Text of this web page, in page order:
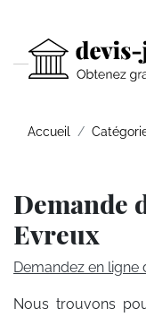
Accueil
Demande
Evreux
Demandez en ligne
Nous trouvons